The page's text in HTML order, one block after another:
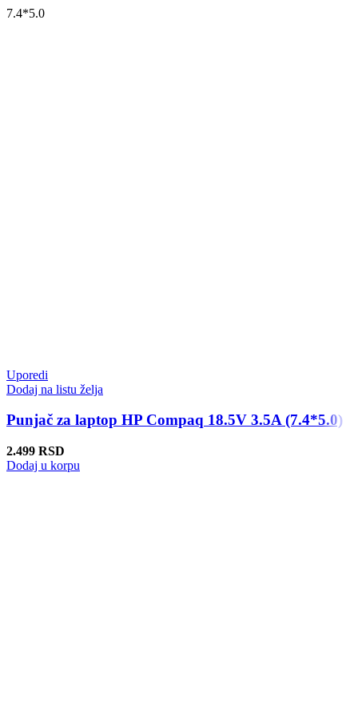
7.4*5.0
Uporedi
Dodaj na listu želja
Punjač za laptop HP Compaq 18.5V 3.5A (7.4*5.0)
2.499 RSD
Dodaj u korpu